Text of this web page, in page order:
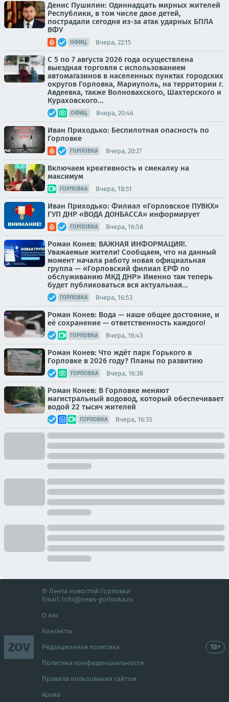
Денис Пушилин: Одиннадцать мирных жителей
Республики, в том числе двое детей,
пострадали сегодня из-за атак ударных БПЛА
ВФУ
ОФИЦ. Вчера, 22:15
С 5 по 7 августа 2026 года осуществлена
выездная торговля с использованием
автомагазинов в населенных пунктах городских
округов Горловка, Мариуполь, на территории г.
Авдеевка, также Волновахского, Шахтерского и
Кураховского...
ОФИЦ. Вчера, 20:46
Иван Приходько: Беспилотная опасность по
Горловке
ГОРЛОВКА Вчера, 20:27
Включаем креативность и смекалку на
максимум
ГОРЛОВКА Вчера, 18:51
Иван Приходько: Филиал «Горловское ПУВКХ»
ГУП ДНР «ВОДА ДОНБАССА» информирует
ГОРЛОВКА Вчера, 16:58
Роман Конев: ВАЖНАЯ ИНФОРМАЦИЯ!.
Уважаемые жители! Сообщаем, что на данный
момент начала работу новая официальная
группа — «Горловский филиал ЕРФ по
обслуживанию МКД ДНР» Именно там теперь
будет публиковаться вся актуальная...
ГОРЛОВКА Вчера, 16:53
Роман Конев: Вода — наше общее достояние, и
её сохранение — ответственность каждого!
ГОРЛОВКА Вчера, 16:43
Роман Конев: Что ждёт парк Горького в
Горловке в 2026 году? Планы по развитию
ГОРЛОВКА Вчера, 16:38
Роман Конев: В Горловке меняют
магистральный водовод, который обеспечивает
водой 22 тысяч жителей
ГОРЛОВКА Вчера, 16:33
ZOV
© Лента новостей Горловки
Email: info@news-gorlovka.ru
О нас
Контакты
Редакционная политика
Политика конфиденциальности
Правила пользования сайтом
Архив
18+